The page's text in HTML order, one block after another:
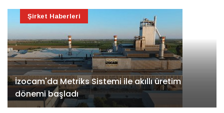
İzocam'da Metriks Sistemi ile akıllı üretim
dönemi başladı
Şirket Haberleri